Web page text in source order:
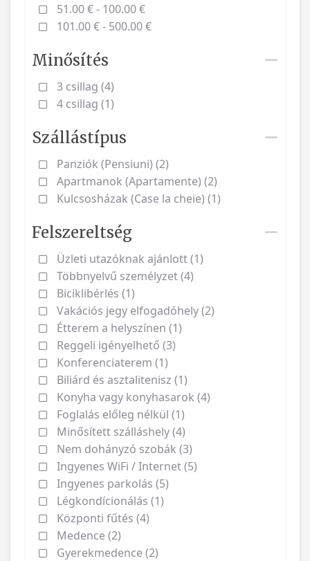
51.00 € - 100.00 €
101.00 € - 500.00 €
Minősítés
3 csillag (4)
4 csillag (1)
Szállástípus
Panziók (Pensiuni) (2)
Apartmanok (Apartamente) (2)
Kulcsosházak (Case la cheie) (1)
Felszereltség
Üzleti utazóknak ajánlott (1)
Többnyelvű személyzet (4)
Biciklibérlés (1)
Vakációs jegy elfogadóhely (2)
Étterem a helyszínen (1)
Reggeli igényelhető (3)
Konferenciaterem (1)
Biliárd és asztalitenisz (1)
Konyha vagy konyhasarok (4)
Foglalás előleg nélkül (1)
Minősített szálláshely (4)
Nem dohányzó szobák (3)
Ingyenes WiFi / Internet (5)
Ingyenes parkolás (5)
Légkondícionálás (1)
Központi fűtés (4)
Medence (2)
Gyerekmedence (2)